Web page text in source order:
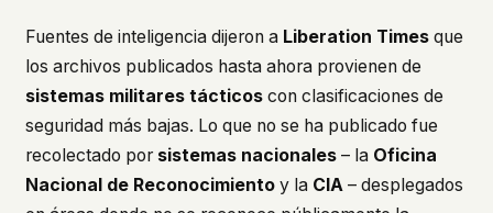
Fuentes de inteligencia dijeron a Liberation Timesque
los archivos publicados hasta ahora provienen de
sistemas militares tácticoscon clasificaciones de
seguridad más bajas. Lo que no se ha publicado fue
recolectado por sistemas nacionales– la Oficina
Nacional de Reconocimientoy la CIA– desplegados